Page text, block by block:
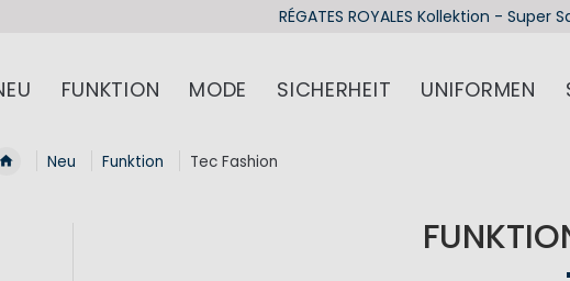
RÉGATES ROYALES Kollektion - Super
FUNKTION MODE SICHERHEIT UNIFORMEN
Neu Funktion Tec Fashion